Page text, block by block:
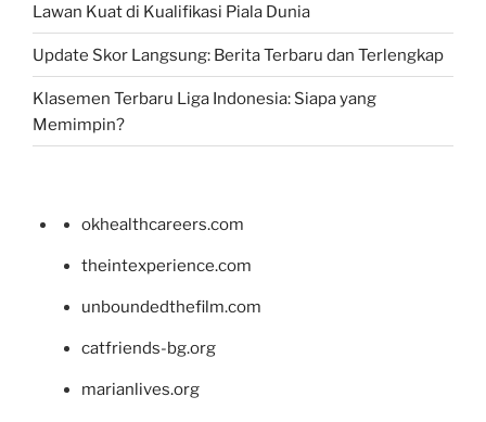
Lawan Kuat di Kualifikasi Piala Dunia
Update Skor Langsung: Berita Terbaru dan Terlengkap
Klasemen Terbaru Liga Indonesia: Siapa yang
Memimpin?
okhealthcareers.com
theintexperience.com
unboundedthefilm.com
catfriends-bg.org
marianlives.org